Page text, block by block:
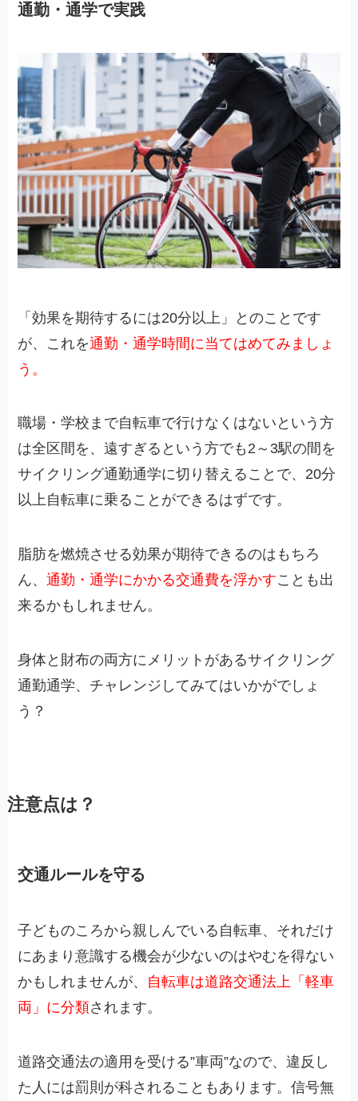
通勤・通学で実践
「効果を期待するには20分以上」とのことです
が、これを通勤・通学時間に当てはめてみましょ
う。
職場・学校まで自転車で行けなくはないという方
は全区間を、遠すぎるという方でも2～3駅の間を
サイクリング通勤通学に切り替えることで、20分
以上自転車に乗ることができるはずです。
脂肪を燃焼させる効果が期待できるのはもちろ
ん、通勤・通学にかかる交通費を浮かすことも出
来るかもしれません。
身体と財布の両方にメリットがあるサイクリング
通勤通学、チャレンジしてみてはいかがでしょ
う？
注意点は？
交通ルールを守る
子どものころから親しんでいる自転車、それだけ
にあまり意識する機会が少ないのはやむを得ない
かもしれませんが、 自転車は道路交通法上「軽車
両」に分類されます。
道路交通法の適用を受ける”車両”なので、違反し
た人には罰則が科されることもあります。信号無